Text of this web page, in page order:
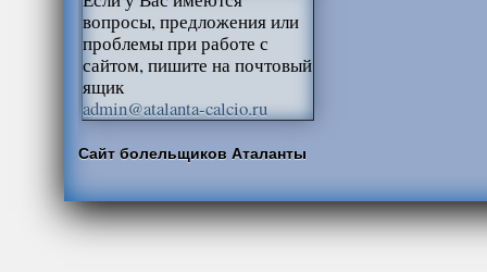
вопросы, предложения или
проблемы при работе с
сайтом, пишите на почтовый
ящик
admin@atalanta-calcio.ru
Сайт болельщиков Аталанты